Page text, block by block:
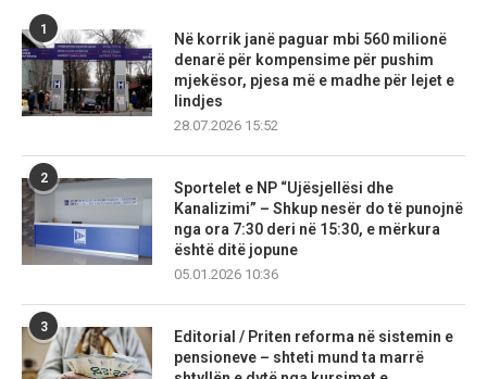
1
Në korrik janë paguar mbi 560 milionë
denarë për kompensime për pushim
mjekësor, pjesa më e madhe për lejet e
lindjes
28.07.2026 15:52
2
Sportelet e NP “Ujësjellësi dhe
Kanalizimi” – Shkup nesër do të punojnë
nga ora 7:30 deri në 15:30, e mërkura
është ditë jopune
05.01.2026 10:36
3
Editorial / Priten reforma në sistemin e
pensioneve – shteti mund ta marrë